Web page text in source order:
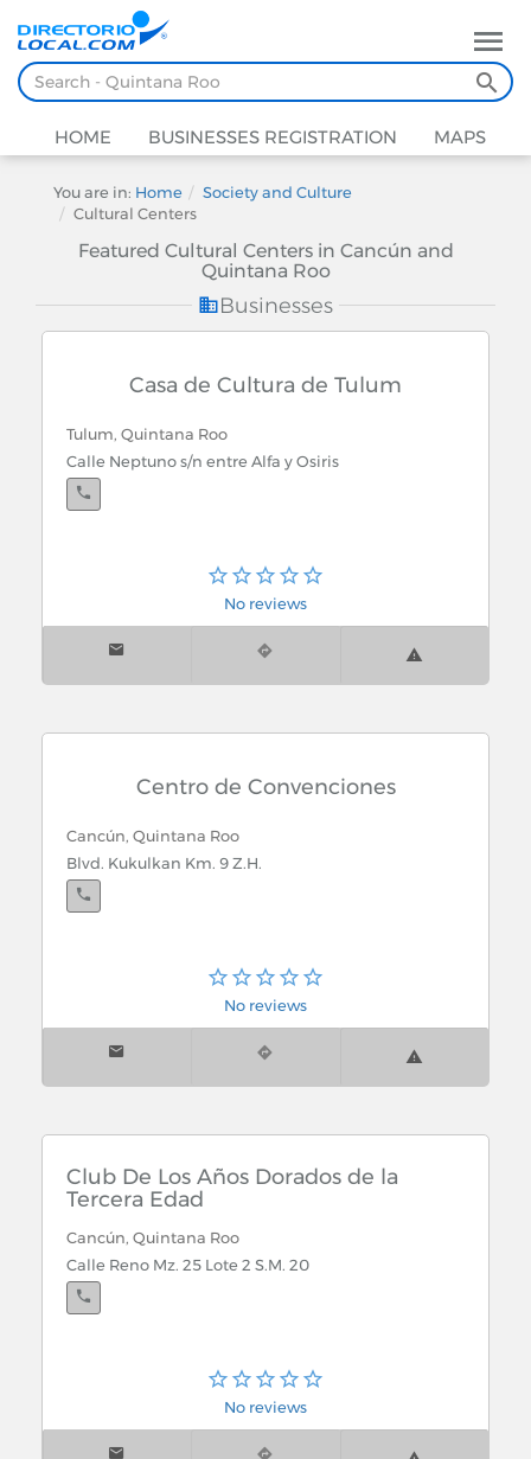
HOME BUSINESSES REGISTRATION MAPS
You are in: Home
Society and Culture
Cultural Centers
Featured Cultural Centers in Cancún and
Quintana Roo
Businesses
Casa de Cultura de Tulum
Tulum, Quintana Roo
Calle Neptuno s/n entre Alfa y Osiris
No reviews
Centro de Convenciones
Cancún, Quintana Roo
Blvd. Kukulkan Km. 9 Z.H.
No reviews
Club De Los Años Dorados de la
Tercera Edad
Cancún, Quintana Roo
Calle Reno Mz. 25 Lote 2 S.M. 20
No reviews